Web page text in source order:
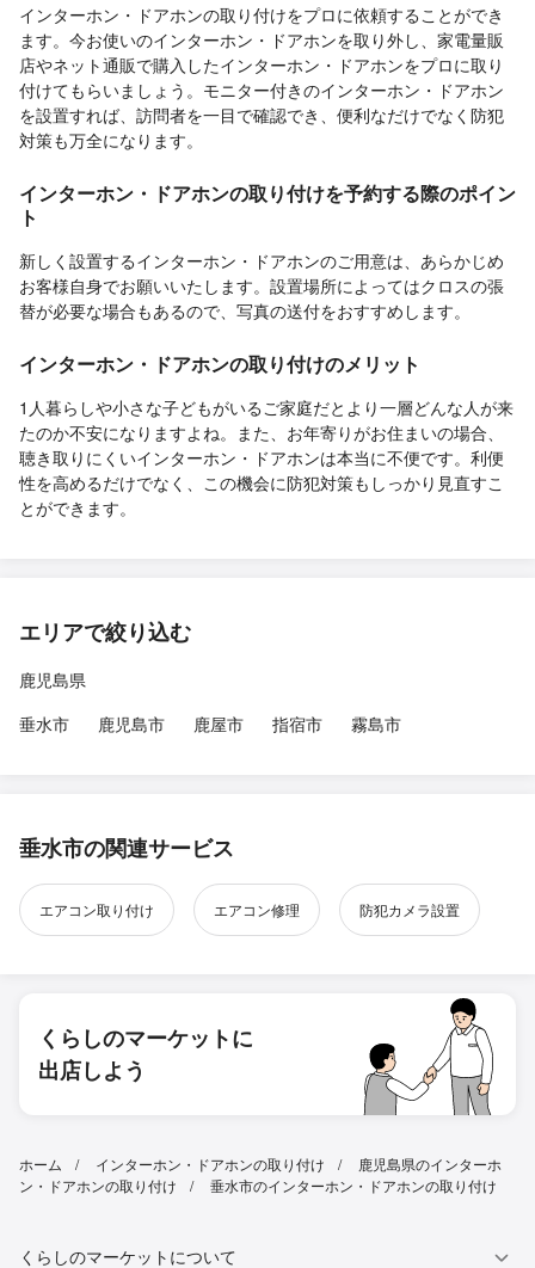
インターホン・ドアホンの取り付けをプロに依頼することができ
ます。今お使いのインターホン・ドアホンを取り外し、家電量販
店やネット通販で購入したインターホン・ドアホンをプロに取り
付けてもらいましょう。モニター付きのインターホン・ドアホン
を設置すれば、訪問者を一目で確認でき、便利なだけでなく防犯
対策も万全になります。
インターホン・ドアホンの取り付けを予約する際のポイン
ト
新しく設置するインターホン・ドアホンのご用意は、あらかじめ
お客様自身でお願いいたします。設置場所によってはクロスの張
替が必要な場合もあるので、写真の送付をおすすめします。
インターホン・ドアホンの取り付けのメリット
1人暮らしや小さな子どもがいるご家庭だとより一層どんな人が来
たのか不安になりますよね。また、お年寄りがお住まいの場合、
聴き取りにくいインターホン・ドアホンは本当に不便です。利便
性を高めるだけでなく、この機会に防犯対策もしっかり見直すこ
とができます。
エリアで絞り込む
鹿児島県
垂水市
鹿児島市 鹿屋市 指宿市 霧島市
垂水市の関連サービス
エアコン取り付け エアコン修理 防犯カメラ設置
くらしのマーケットに
出店しよう
ホーム インターホン・ドアホンの取り付け
鹿児島県のインターホ
ン・ドアホンの取り付け
垂水市のインターホン・ドアホンの取り付け
くらしのマーケットについて